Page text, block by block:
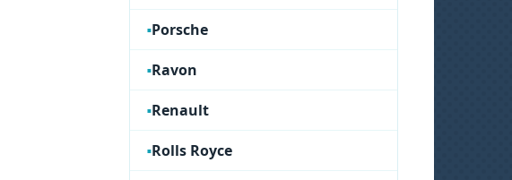
Porsche
Ravon
Renault
Rolls Royce